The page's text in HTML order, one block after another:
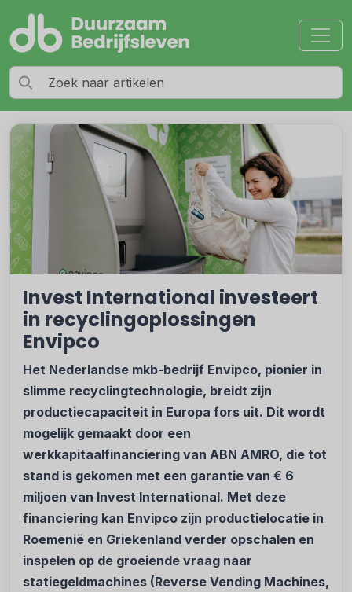
Invest International investeert
in recyclingoplossingen
Envipco
Het Nederlandse mkb-bedrijf Envipco, pionier in
slimme recyclingtechnologie, breidt zijn
productiecapaciteit in Europa fors uit. Dit wordt
mogelijk gemaakt door een
werkkapitaalfinanciering van ABN AMRO, die tot
stand is gekomen met een garantie van € 6
miljoen van Invest International. Met deze
financiering kan Envipco zijn productielocatie in
Roemenië en Griekenland verder opschalen en
inspelen op de groeiende vraag naar
statiegeldmachines (Reverse Vending Machines,